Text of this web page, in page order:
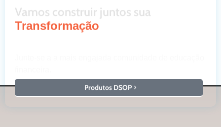
Vamos construir juntos sua
Transformação
Produtos DSOP